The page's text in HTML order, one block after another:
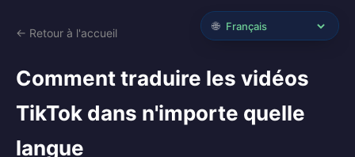
← Retour à l'accueil
Comment traduire les vidéos
TikTok dans n'importe quelle
langue
🌐